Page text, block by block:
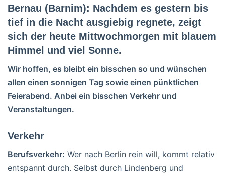
Bernau (Barnim): Nachdem es gestern bis
tief in die Nacht ausgiebig regnete, zeigt
sich der heute Mittwochmorgen mit blauem
Himmel und viel Sonne.
Wir hoffen, es bleibt ein bisschen so und wünschen
allen einen sonnigen Tag sowie einen pünktlichen
Feierabend. Anbei ein bisschen Verkehr und
Veranstaltungen.
Verkehr
Berufsverkehr: Wer nach Berlin rein will, kommt relativ
entspannt durch. Selbst durch Lindenberg und